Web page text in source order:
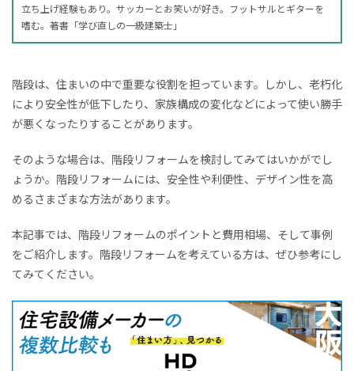
立ち上げ経験もあり。サッカーとお笑いが好き。フットサルとギターを
嗜む。著書「学び直しの一級建築士」
階段は、住まいの中で重要な役割を担っています。しかし、老朽化
により安全性が低下したり、 家族構成の変化などによって使い勝手
が悪くなったりすることがあります。
そのような場合は、階段リフォームを検討してみてはいかがでし
ょうか。階段リフォームには、安全性や利便性、デザイン性を高
めるさまざまな方法があります。
本記事では、階段リフォームのポイントと費用相場、そして事例
をご紹介します。階段リフォームを考えている方は、ぜひ参考にし
てみてください。